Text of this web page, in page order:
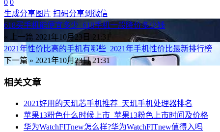
0 0
生成分享图片 扫码分享到微信
618买手机能便宜多少_618手机一般降价多少钱
« 上一篇 2021年10月23日 21:31
2021年性价比高的手机有哪些_2021年手机性价比最新排行榜
下一篇 » 2021年10月23日 21:31
相关文章
2021好用的天玑芯手机推荐_天玑手机处理器排名
苹果13粉色什么时候上市_苹果13粉色上市时间及价格
华为WatchFITnew怎么样?华为WatchFITnew值得入吗